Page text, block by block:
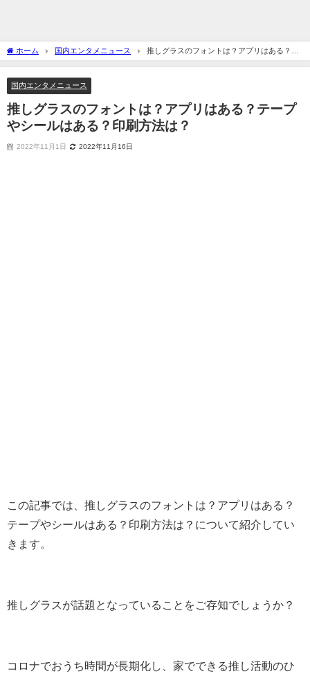
ホーム 国内エンタメニュース
推しグラスのフォントは？アプリはある？テ
ープやシールはある？印刷方法は？
国内エンタメニュース
推しグラスのフォントは？アプリはある？テープ
やシールはある？印刷方法は？
2022年11月1日 2022年11月16日
この記事では、推しグラスのフォントは？アプリはある？
テープやシールはある？印刷方法は？について紹介してい
きます。
推しグラスが話題となっていることをご存知でしょうか？
コロナでおうち時間が長期化し、家でできる推し活動のひ